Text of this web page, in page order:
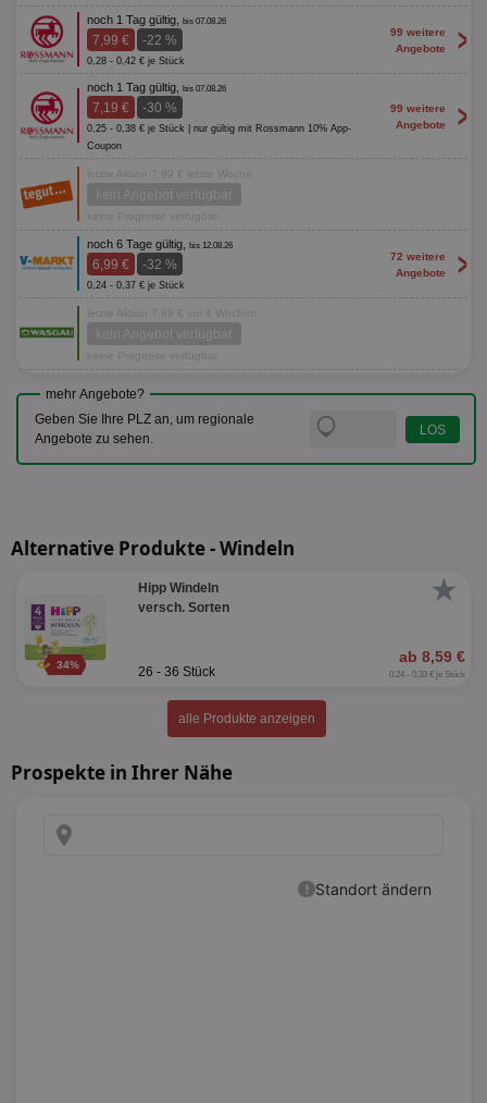
noch 1 Tag gültig, bis 07.08.26
7,99 € -22 %
0,28 - 0,42 € je Stück
99 weitere
Angebote
>
noch 1 Tag gültig, bis 07.08.26
7,19 € -30 %
0,25 - 0,38 € je Stück | nur gültig mit Rossmann 10% App-
Coupon
99 weitere
Angebote
>
letzte Aktion 7,99 € letzte Woche
kein Angebot verfügbar
keine Prognose verfügbar
noch 6 Tage gültig, bis 12.08.26
6,99 € -32 %
0,24 - 0,37 € je Stück
72 weitere
Angebote
>
letzte Aktion 7,99 € vor 4 Wochen
kein Angebot verfügbar
keine Prognose verfügbar
mehr Angebote?
Geben Sie Ihre PLZ an, um regionale
Angebote zu sehen.
Alternative Produkte - Windeln
★
34%
Hipp Windeln
versch. Sorten
ab 8,59 €
26 - 36 Stück 0,24 - 0,33 € je Stück
alle Produkte anzeigen
Prospekte in Ihrer Nähe